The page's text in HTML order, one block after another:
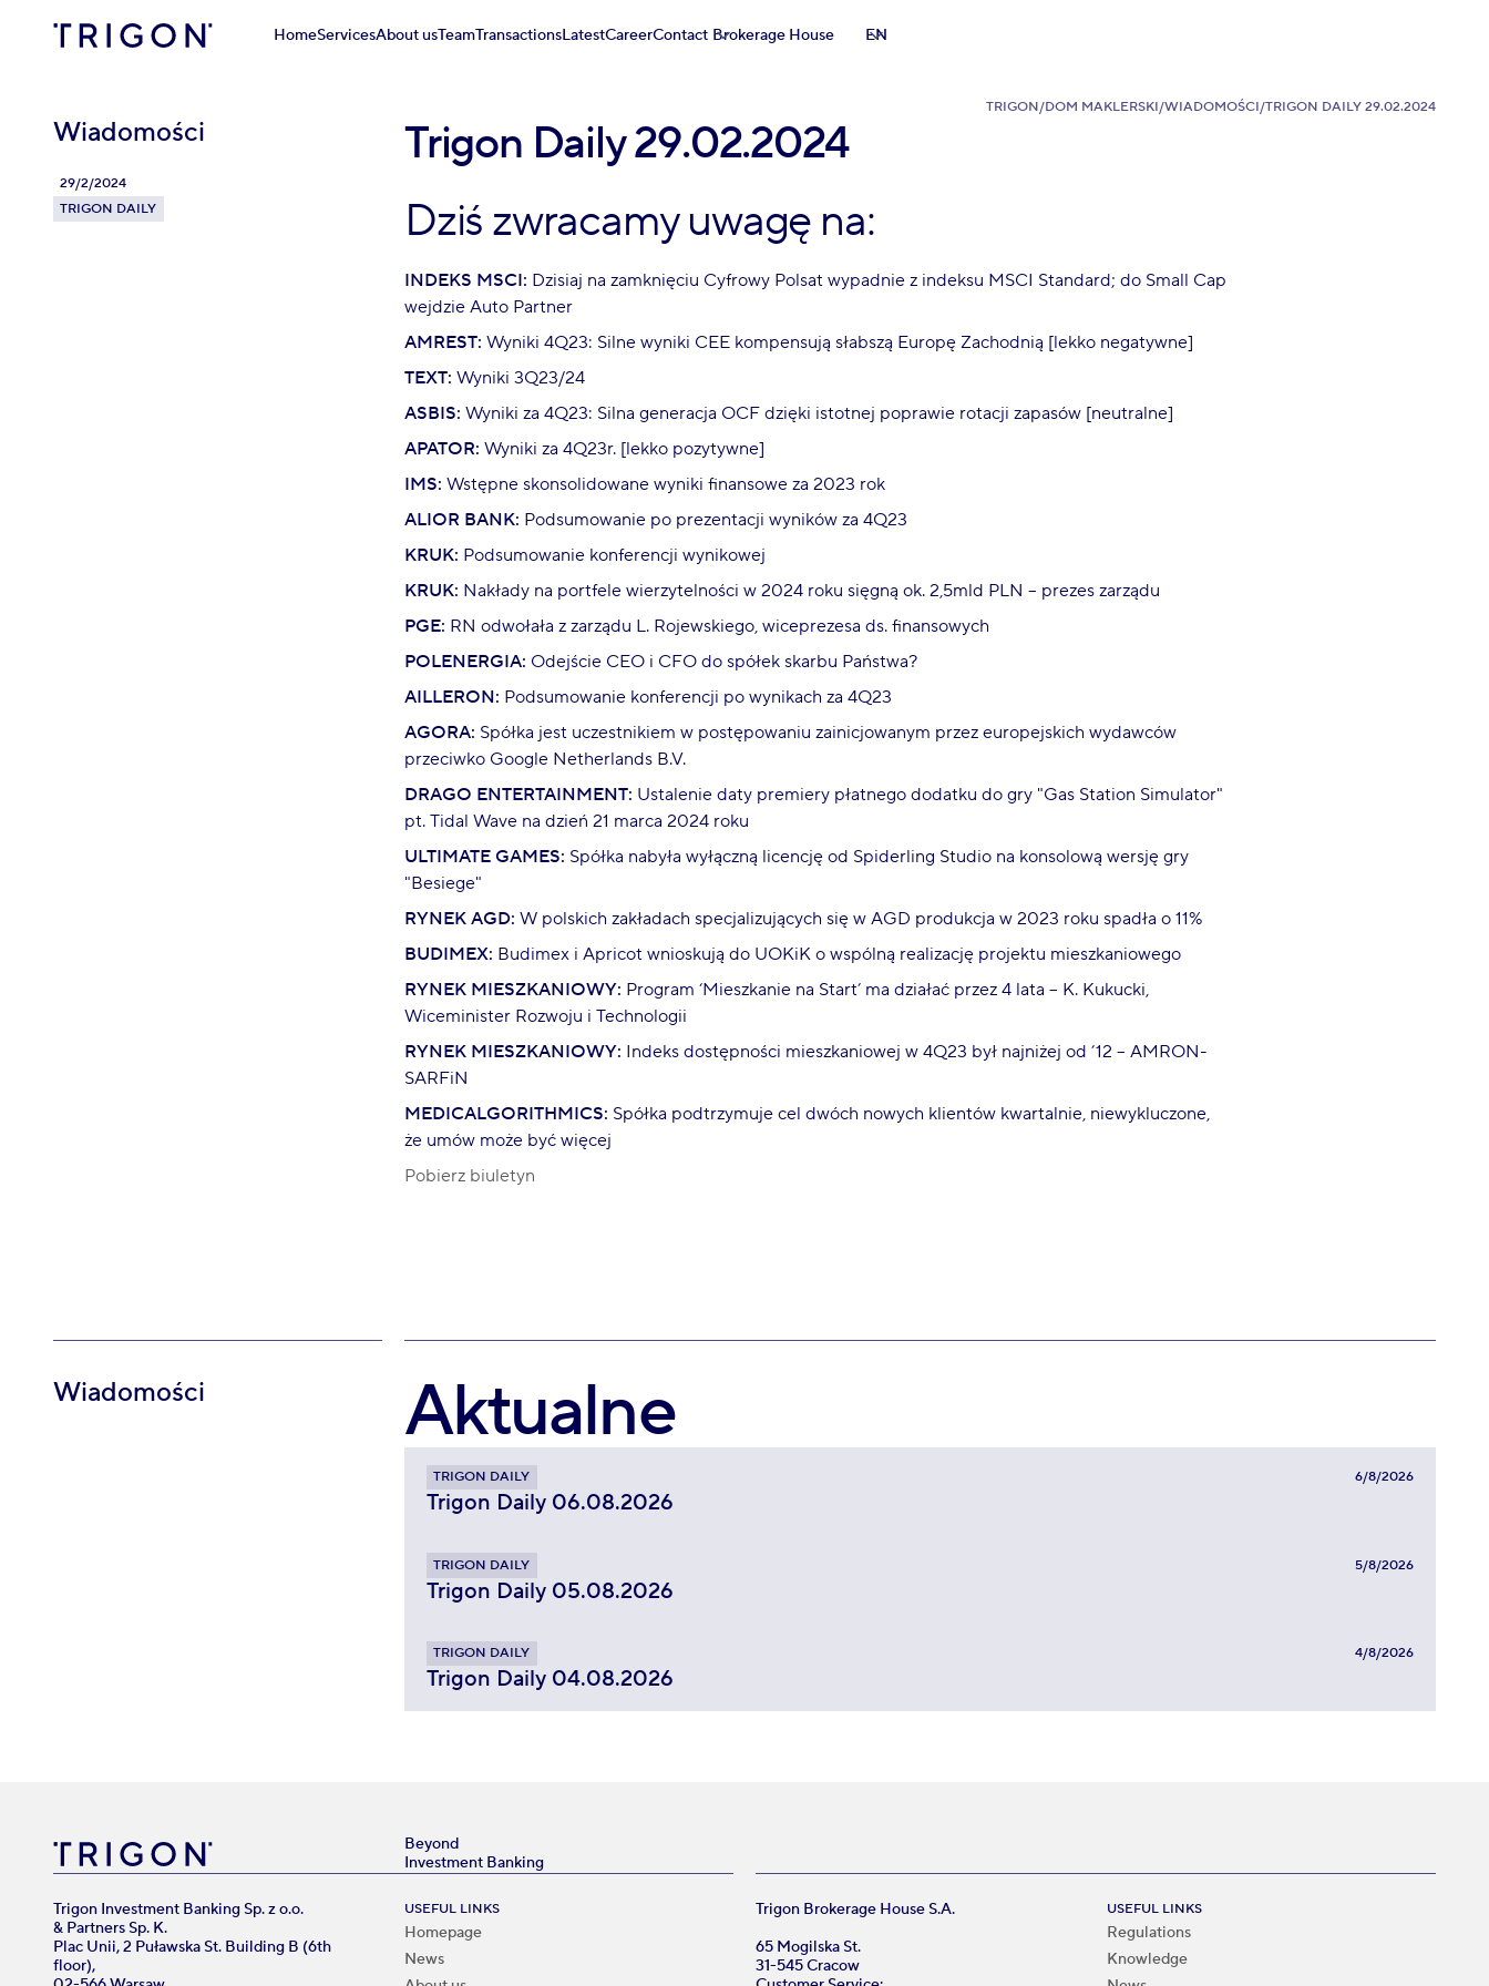
HomeServicesAbout usTeamTransactionsLatestCareerContact Brokerage House EN
TRIGON/DOM MAKLERSKI/WIADOMOŚCI/TRIGON DAILY 29.02.2024
Wiadomości Trigon Daily 29.02.2024
29/2/2024
TRIGON DAILY
Dziś zwracamy uwagę na:
INDEKS MSCI: Dzisiaj na zamknięciu Cyfrowy Polsat wypadnie z indeksu MSCI Standard; do Small Cap
wejdzie Auto Partner
AMREST: Wyniki 4Q23: Silne wyniki CEE kompensują słabszą Europę Zachodnią [lekko negatywne]
TEXT: Wyniki 3Q23/24
ASBIS: Wyniki za 4Q23: Silna generacja OCF dzięki istotnej poprawie rotacji zapasów [neutralne]
APATOR: Wyniki za 4Q23r. [lekko pozytywne]
IMS: Wstępne skonsolidowane wyniki finansowe za 2023 rok
ALIOR BANK: Podsumowanie po prezentacji wyników za 4Q23
KRUK: Podsumowanie konferencji wynikowej
KRUK: Nakłady na portfele wierzytelności w 2024 roku sięgną ok. 2,5mld PLN – prezes zarządu
PGE: RN odwołała z zarządu L. Rojewskiego, wiceprezesa ds. finansowych
POLENERGIA: Odejście CEO i CFO do spółek skarbu Państwa?
AILLERON: Podsumowanie konferencji po wynikach za 4Q23
AGORA: Spółka jest uczestnikiem w postępowaniu zainicjowanym przez europejskich wydawców
przeciwko Google Netherlands B.V.
DRAGO ENTERTAINMENT: Ustalenie daty premiery płatnego dodatku do gry "Gas Station Simulator"
pt. Tidal Wave na dzień 21 marca 2024 roku
ULTIMATE GAMES: Spółka nabyła wyłączną licencję od Spiderling Studio na konsolową wersję gry
"Besiege"
RYNEK AGD: W polskich zakładach specjalizujących się w AGD produkcja w 2023 roku spadła o 11%
BUDIMEX: Budimex i Apricot wnioskują do UOKiK o wspólną realizację projektu mieszkaniowego
RYNEK MIESZKANIOWY: Program ‘Mieszkanie na Start’ ma działać przez 4 lata – K. Kukucki,
Wiceminister Rozwoju i Technologii
RYNEK MIESZKANIOWY: Indeks dostępności mieszkaniowej w 4Q23 był najniżej od ’12 – AMRON-
SARFiN
MEDICALGORITHMICS: Spółka podtrzymuje cel dwóch nowych klientów kwartalnie, niewykluczone,
że umów może być więcej
Pobierz biuletyn
Wiadomości Aktualne
TRIGON DAILY 6/8/2026
Trigon Daily 06.08.2026
TRIGON DAILY 5/8/2026
Trigon Daily 05.08.2026
TRIGON DAILY 4/8/2026
Trigon Daily 04.08.2026
Beyond
Investment Banking
Trigon Investment Banking Sp. z o.o.
& Partners Sp. K.
Plac Unii, 2 Puławska St. Building B (6th
floor),
USEFUL LINKS
Homepage
News
Trigon Brokerage House S.A.
65 Mogilska St.
31-545 Cracow
USEFUL LINKS
Regulations
Knowledge